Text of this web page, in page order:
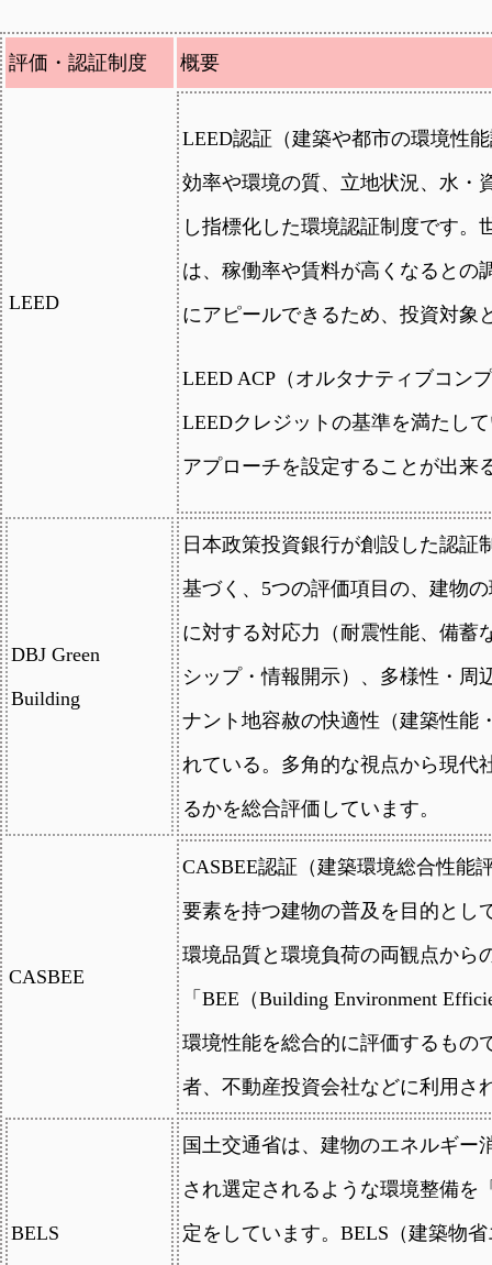
評価・認証制度 概要
LEED
LEED認証（建築や都市の環境性
効率や環境の質、立地状況、水・
し指標化した環境認証制度です。
は、稼働率や賃料が高くなるとの
にアピールできるため、投資対象
LEED ACP（オルタナティブコン
LEEDクレジットの基準を満たし
アプローチを設定することが出来
DBJ Green
Building
日本政策投資銀行が創設した認証
基づく、5つの評価項目の、建物
に対する対応力（耐震性能、備蓄
シップ・情報開示）、多様性・周
ナント地容赦の快適性（建築性能
れている。多角的な視点から現代
るかを総合評価しています。
CASBEE
CASBEE認証（建築環境総合性能
要素を持つ建物の普及を目的とし
環境品質と環境負荷の両観点から
「BEE（Building Environment
環境性能を総合的に評価するもの
者、不動産投資会社などに利用さ
BELS
国土交通省は、建物のエネルギー
され選定されるような環境整備を
定をしています。BELS（建築物